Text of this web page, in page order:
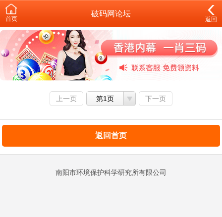
首页
破码网论坛
返回
上一页 第1页 下一页
返回首页
南阳市环境保护科学研究所有限公司